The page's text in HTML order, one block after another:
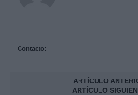
Contacto:
ARTÍCULO
ARTÍCULO